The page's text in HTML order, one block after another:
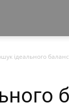
ідеального